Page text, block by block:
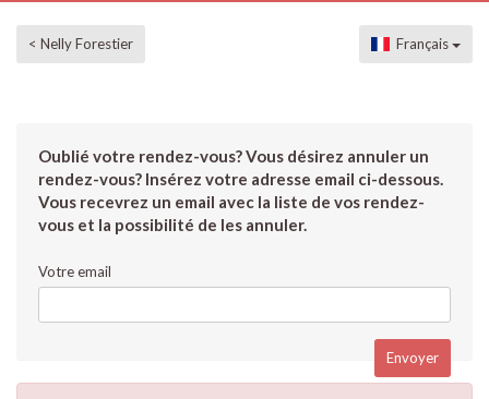
< Nelly Forestier Français
Oublié votre rendez-vous? Vous désirez annuler un
rendez-vous? Insérez votre adresse email ci-dessous.
Vous recevrez un email avec la liste de vos rendez-
vous et la possibilité de les annuler.
Votre email